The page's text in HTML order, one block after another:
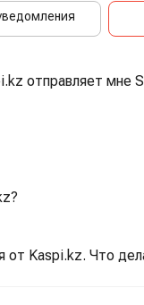
отправляет мне
от Kaspi.kz. Что